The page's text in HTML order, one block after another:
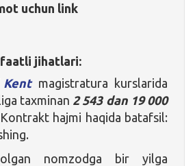
uchun link
jihatlari:
magistratura kurslarida
taxminan 2 543 dan 19 000
hajmi haqida batafsil:
nomzodga bir yilga